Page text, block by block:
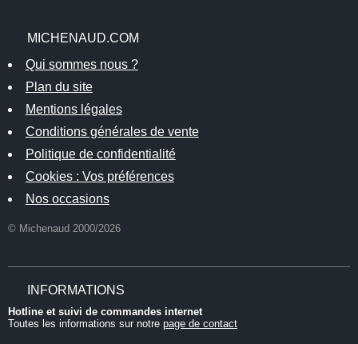
MICHENAUD.COM
Qui sommes nous ?
Plan du site
Mentions légales
Conditions générales de vente
Politique de confidentialité
Cookies : Vos préférences
Nos occasions
© Michenaud 2000/2026
INFORMATIONS
Hotline et suivi de commandes internet
Toutes les informations sur notre page de contact